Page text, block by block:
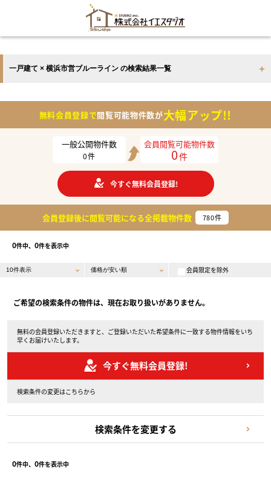
一戸建て × 横浜市営ブルーライン の検索結果一覧
無料会員登録で閲覧可能物件数が大幅アップ!!
一般公開物件数
0件
会員閲覧可能物件数
0件
今すぐ無料会員登録!
会員登録後に閲覧可能になる全掲載物件数 780件
0件中、 0件を表示中
会員限定を除外
ご希望の検索条件の物件は、現在お取り扱いがありません。
無料の会員登録いただきますと、ご登録いただいた希望条件に一致する物件情報をいち
早くお届けいたします。
今すぐ無料会員登録!
検索条件の変更はこちらから
検索条件を変更する
0件中、 0件を表示中